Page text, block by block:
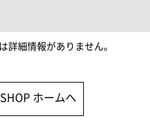
詳細情報がありません。
ホームへ